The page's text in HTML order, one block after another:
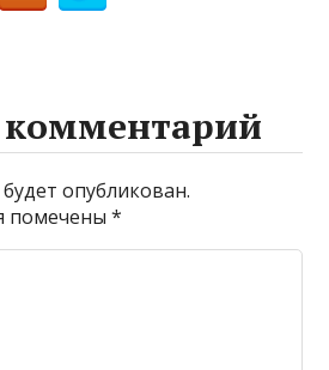
опубликован.
помечены*